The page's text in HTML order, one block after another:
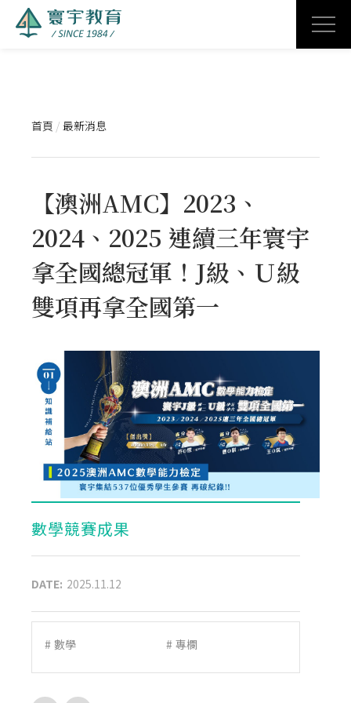
首頁 / 最新消息
【澳洲AMC】2023、
2024、2025 連續三年寰宇
拿全國總冠軍！J級、Ｕ級
雙項再拿全國第一
數學競賽成果
DATE: 2025.11.12
# 數學 # 專欄